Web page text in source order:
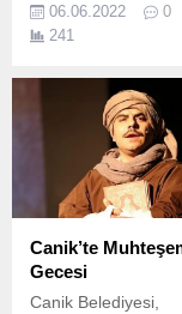
Summer konser
açıkladı.
06.06.2022
0
241
Canik’te
Gecesi
Canik Belediyesi,